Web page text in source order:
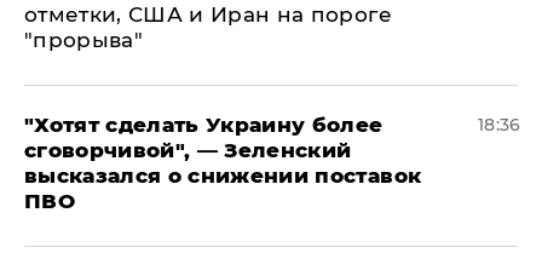
отметки, США и Иран на пороге
"прорыва"
​"Хотят сделать Украину более
сговорчивой", — Зеленский
высказался о снижении поставок
ПВО
18:36